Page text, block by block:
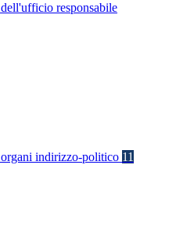
responsabile
indirizzo-politico 11